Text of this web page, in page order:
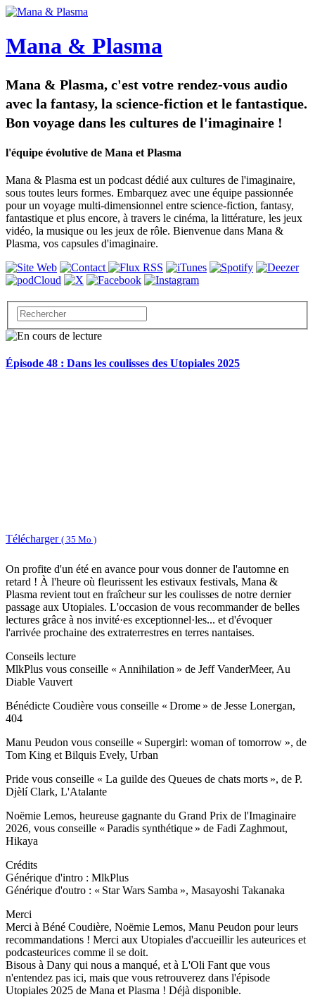
Mana & Plasma
Mana & Plasma, c'est votre rendez-vous audio
avec la fantasy, la science-fiction et le fantastique.
Bon voyage dans les cultures de l'imaginaire !
l'équipe évolutive de Mana et Plasma
Mana & Plasma est un podcast dédié aux cultures de l'imaginaire,
sous toutes leurs formes. Embarquez avec une équipe passionnée
pour un voyage multi-dimensionnel entre science-fiction, fantasy,
fantastique et plus encore, à travers le cinéma, la littérature, les jeux
vidéo, la musique ou les jeux de rôle. Bienvenue dans Mana &
Plasma, vos capsules d'imaginaire.
Épisode 48 : Dans les coulisses des Utopiales 2025
Télécharger ( 35 Mo )
On profite d'un été en avance pour vous donner de l'automne en
retard ! À l'heure où fleurissent les estivaux festivals, Mana &
Plasma revient tout en fraîcheur sur les coulisses de notre dernier
passage aux Utopiales. L'occasion de vous recommander de belles
lectures grâce à nos invité·es exceptionnel·les... et d'évoquer
l'arrivée prochaine des extraterrestres en terres nantaises.
Conseils lecture
MlkPlus vous conseille « Annihilation » de Jeff VanderMeer, Au
Diable Vauvert
Bénédicte Coudière vous conseille « Drome » de Jesse Lonergan,
404
Manu Peudon vous conseille « Supergirl: woman of tomorrow », de
Tom King et Bilquis Evely, Urban
Pride vous conseille « La guilde des Queues de chats morts », de P.
Djèlí Clark, L'Atalante
Noëmie Lemos, heureuse gagnante du Grand Prix de l'Imaginaire
2026, vous conseille « Paradis synthétique » de Fadi Zaghmout,
Hikaya
Crédits
Générique d'intro : MlkPlus
Générique d'outro : « Star Wars Samba », Masayoshi Takanaka
Merci
Merci à Béné Coudière, Noëmie Lemos, Manu Peudon pour leurs
recommandations ! Merci aux Utopiales d'accueillir les auteurices et
podcasteurices comme il se doit.
Bisous à Dany qui nous a manqué, et à L'Oli Fant que vous
n'entendez pas ici, mais que vous retrouverez dans l'épisode
Utopiales 2025 de Mana et Plasma ! Déjà disponible.